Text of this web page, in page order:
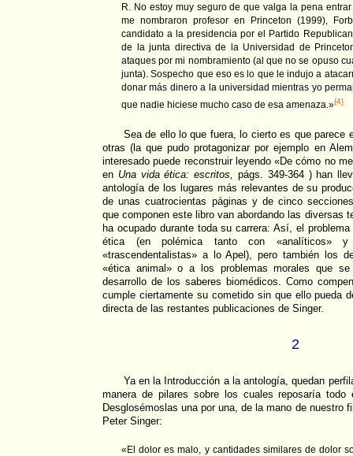
R. No estoy muy seguro de que valga la pena
me nombraron profesor en Princeton (1999),
candidato a la presidencia por el Partido
de la junta directiva de la Universidad de
ataques por mi nombramiento (al que no se opuso
junta). Sospecho que eso es lo que le indujo a
donar más dinero a la universidad mientras yo
que nadie hiciese mucho caso de esa amenaza.»{4}
Sea de ello lo que fuera, lo cierto es que parece
otras (la que pudo protagonizar por ejemplo en
interesado puede reconstruir leyendo «De cómo no
en Una vida ética: escritos,
págs. 349-364 ) han
antología de los lugares más relevantes de su
de unas cuatrocientas páginas y de cinco
que componen este libro van abordando las diversas
ha ocupado durante toda su carrera: Así, el
ética (en polémica tanto con «analíticos» y
«trascendentalistas» a lo Apel), pero también los
«ética animal» o a los problemas morales que
desarrollo de los saberes biomédicos. Como
cumple ciertamente su cometido sin que ello pueda
directa de las restantes publicaciones de Singer.
2
Ya en la Introducción a la antología, quedan
manera de pilares sobre los cuales reposaría todo
Desglosémoslas una por una, de la mano de nuestro
Peter Singer:
«El dolor es malo, y cantidades similares de dolor